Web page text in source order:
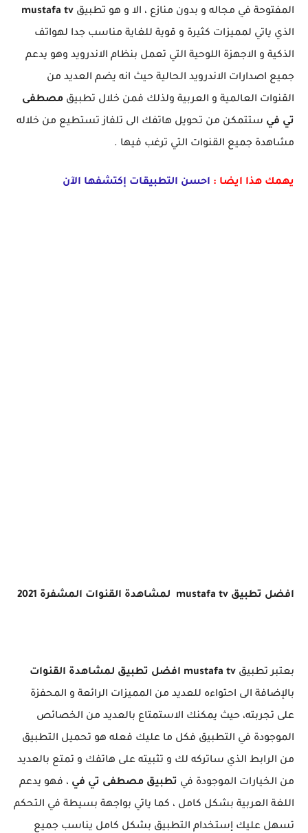
المفتوحة في مجاله و بدون منازع ، الا و هو تطبيق mustafa tv
الذي ياتي لمميزات كثيرة و قوية للغاية مناسب جدا لهواتف
الذكية و الاجهزة اللوحية التي تعمل بنظام الاندرويد وهو يدعم
جميع اصدارات الاندرويد الحالية حيث انه يضم العديد من
القنوات العالمية و العربية ولذلك فمن خلال تطبيق مصطفى
تي في ستتمكن من تحويل هاتفك الى تلفاز تستطيع من خلاله
مشاهدة جميع القنوات التي ترغب فيها .
يهمك هذا ايضا : احسن التطبيقات إكتشفها الآن
افضل تطبيق mustafa tv لمشاهدة القنوات المشفرة 2021
بعتبر تطبيق mustafa tv افضل تطبيق لمشاهدة القنوات
بالإضافة الى احتواءه للعديد من المميزات الرائعة و المحفزة
على تجربته، حيث يمكنك الاستمتاع بالعديد من الخصائص
الموجودة في التطبيق فكل ما عليك فعله هو تحميل التطبيق
من الرابط الذي ساتركه لك و تثبيته على هاتفك و تمتع بالعديد
من الخيارات الموجودة في تطبيق مصطفى تي في ، فهو يدعم
اللغة العربية بشكل كامل ، كما ياتي بواجهة بسيطة في التحكم
تسهل عليك إستخدام التطبيق بشكل كامل يناسب جميع